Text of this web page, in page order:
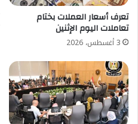
تعرف أسعار العملات بختام
تعاملات اليوم الإثنين
3 أغسطس، 2026